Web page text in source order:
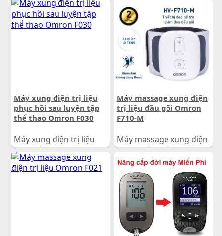
Giá:160.000đ
Made in Japan
1.900.000đ
Máy xung điện trị liệu
phục hồi sau luyện tập
thể thao Omron F030
Máy xung điện trị liệu
phục hồi sau luyện tập
thể thao Omron F030
Máy massage xung điện
trị liệu đầu gối Omron
F710-M
Máy massage xung điện
trị liệu đầu gối Omron
F710-M
Giá:4.300.000